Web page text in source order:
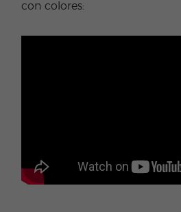
con colores: